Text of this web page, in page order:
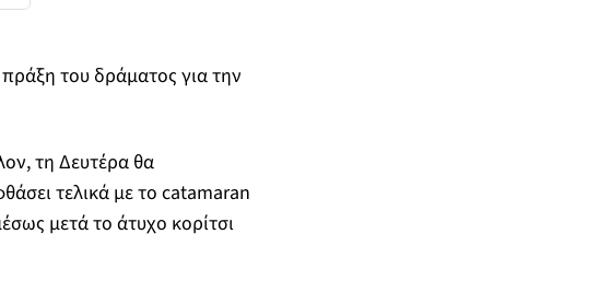
του δράματος για την
τη Δευτέρα θα
τελικά με το catamaran
μετά το άτυχο κορίτσι